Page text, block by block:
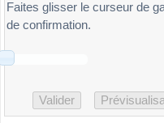
Faites glisser le curseur de
de confirmation.